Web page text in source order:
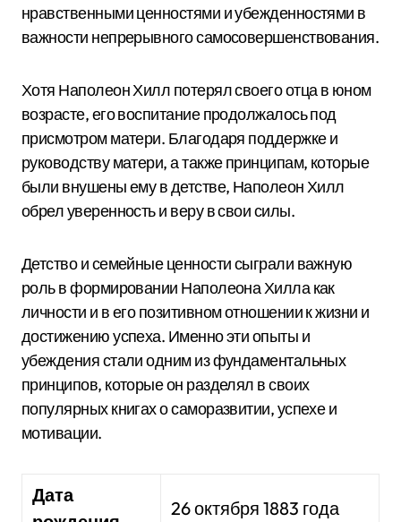
нравственными ценностями и убежденностями в
важности непрерывного самосовершенствования.
Хотя Наполеон Хилл потерял своего отца в юном
возрасте, его воспитание продолжалось под
присмотром матери. Благодаря поддержке и
руководству матери, а также принципам, которые
были внушены ему в детстве, Наполеон Хилл
обрел уверенность и веру в свои силы.
Детство и семейные ценности сыграли важную
роль в формировании Наполеона Хилла как
личности и в его позитивном отношении к жизни и
достижению успеха. Именно эти опыты и
убеждения стали одним из фундаментальных
принципов, которые он разделял в своих
популярных книгах о саморазвитии, успехе и
мотивации.
Дата
26 октября 1883 года